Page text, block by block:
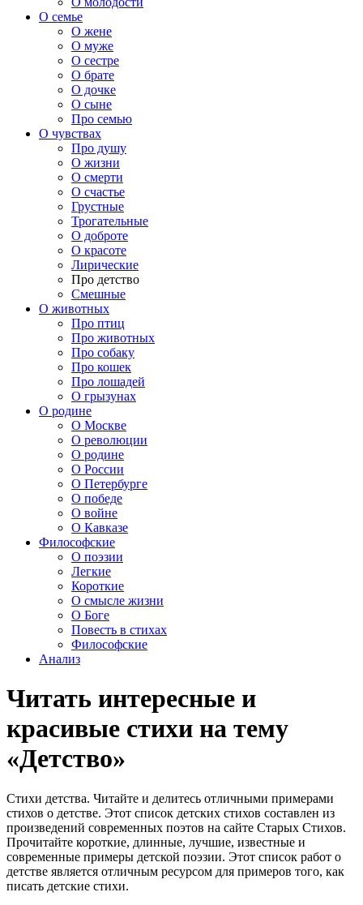
О семье
О жене
О муже
О сестре
О брате
О дочке
О сыне
Про семью
О чувствах
Про душу
О жизни
О смерти
О счастье
Грустные
Трогательные
О доброте
О красоте
Лирические
Про детство
Смешные
О животных
Про птиц
Про животных
Про собаку
Про кошек
Про лошадей
О грызунах
О родине
О Москве
О революции
О родине
О России
О Петербурге
О победе
О войне
О Кавказе
Философские
О поэзии
Легкие
Короткие
О смысле жизни
О Боге
Повесть в стихах
Философские
Анализ
Читать интересные и
красивые стихи на тему
«Детство»
Стихи детства. Читайте и делитесь отличными примерами
стихов о детстве. Этот список детских стихов составлен из
произведений современных поэтов на сайте Старых Стихов.
Прочитайте короткие, длинные, лучшие, известные и
современные примеры детской поэзии. Этот список работ о
детстве является отличным ресурсом для примеров того, как
писать детские стихи.